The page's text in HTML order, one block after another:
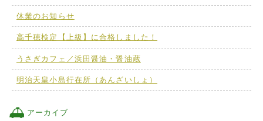
休業のお知らせ
高千穂検定【上級】に合格しました！
うさぎカフェ／浜田醤油・醤油蔵
明治天皇小島行在所（あんざいしょ）
アーカイブ